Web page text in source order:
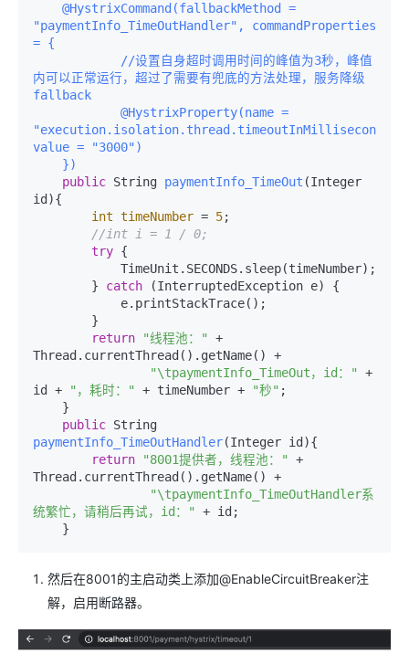
@HystrixCommand(fallbackMethod =
"paymentInfo_TimeOutHandler", commandProperties
= {
内可以正常运行，超过了需要有兜底的方法处理，服务降级
fallback
"execution.isolation.thread.timeoutInMilliseconds",
value = "3000")
    })
public String paymentInfo_TimeOut (Integer
id){
int timeNumber = 5;
//int i = 1 / 0;
try {
        }
catch (InterruptedException e) {
return
"线程池："
+
Thread.currentThread().getName() +
"\tpaymentInfo_TimeOut，id："
+
id +
"，耗时：" + timeNumber + "秒" ;
public
paymentInfo_TimeOutHandler(Integer id){
return
"8001提供者，线程池："
+
Thread.currentThread().getName() +
"\tpaymentInfo_TimeOutHandler系
统繁忙，请稍后再试，id："
+ id;
    }
然后在8001的主启动类上添加@EnableCircuitBreaker注
解，启用断路器。